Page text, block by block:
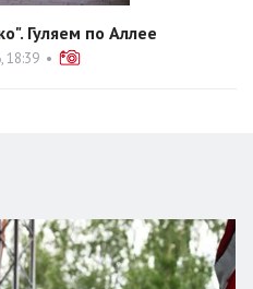
Гуляем по Аллее
18:39 •